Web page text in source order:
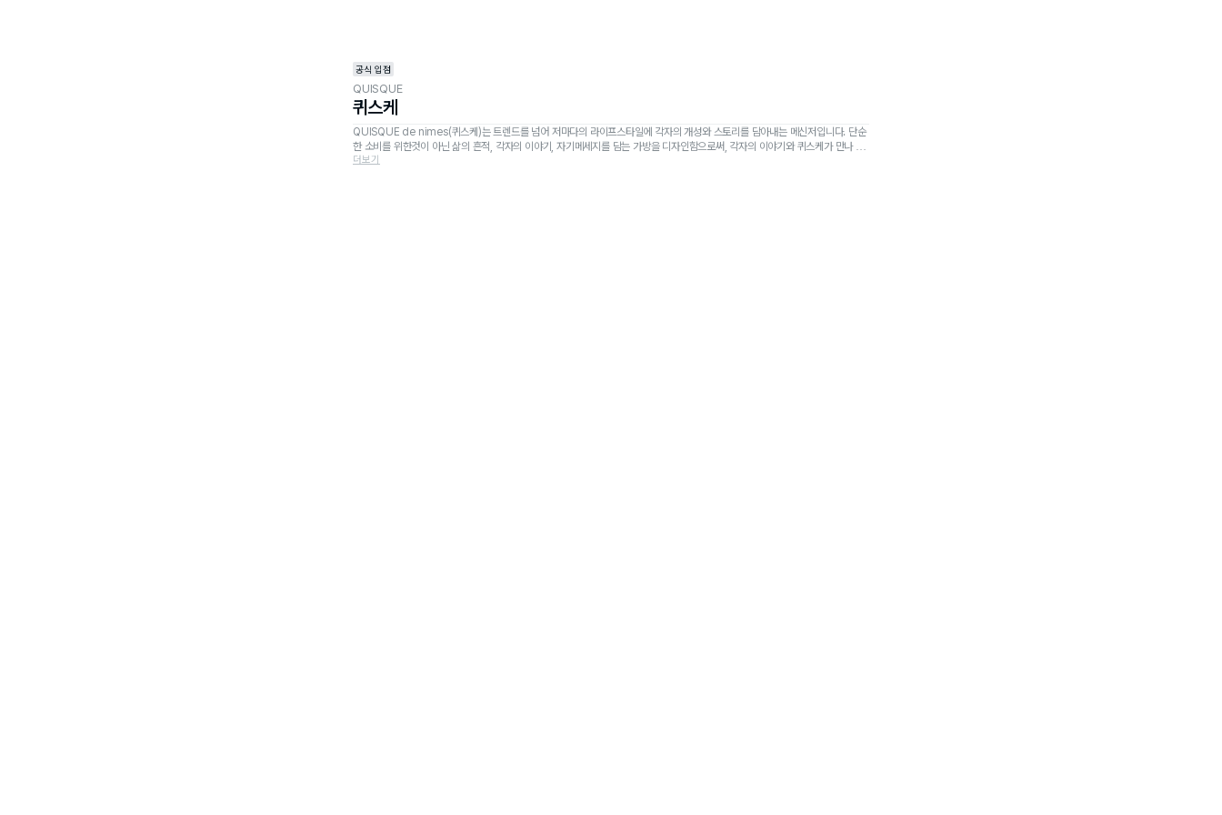
공식 입점
QUISQUE
퀴스케
QUISQUE de nimes(퀴스케)는 트렌드를 넘어 저마다의 라이프스타일에 각자의 개성와 스토리를 담아내는 메신저입니다. 단순
한 소비를 위한것이 아닌 삶의 흔적, 각자의 이야기, 자기메세지를 담는 가방을 디자인함으로써, 각자의 이야기와 퀴스케가 만나 새
로운 소비가치를 구현하고자 합니다.
더보기